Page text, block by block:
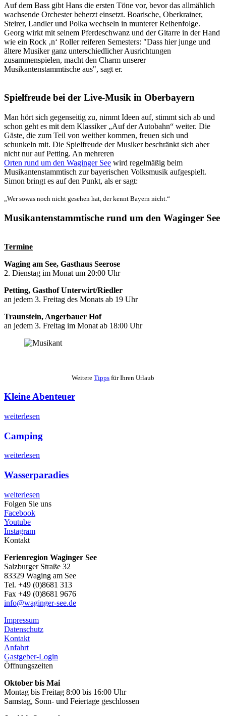
Auf dem Bass gibt Hans die ersten Töne vor, bevor das allmählich
wachsende Orchester beherzt einsetzt. Boarische, Oberkrainer,
Steirer, Landler und Polka wechseln in munterer Reihenfolge.
Georg wirkt mit seinem Pferdeschwanz und der Gitarre in der Hand
wie ein Rock ‚n‘ Roller reiferen Semesters: "Dass hier junge und
ältere Musiker ganz unterschiedlicher Ausrichtungen
zusammenspielen, macht den Charm unserer
Musikantenstammtische aus", sagt er.
Spielfreude bei der Live-Musik in Oberbayern
Man hört sich gegenseitig zu, nimmt Ideen auf, stimmt sich ab und
schon geht es mit dem Klassiker „Auf der Autobahn“ weiter. Die
Gäste, die zum Teil von weither kommen, freuen sich und
schunkeln mit. Die Spielfreude der Musiker beschränkt sich aber
nicht nur auf Petting. An mehreren
Orten rund um den Waginger See wird regelmäßig beim
Musikantenstammtisch zur bayerischen Volksmusik aufgespielt.
Simon bringt es auf den Punkt, als er sagt:
„Wer sowas noch nicht gesehen hat, der kennt Bayern nicht.“
Musikantenstammtische rund um den Waginger See
Termine
Waging am See, Gasthaus Seerose
2. Dienstag im Monat um 20:00 Uhr
Petting, Gasthof Unterwirt/Riedler
an jedem 3. Freitag des Monats ab 19 Uhr
Traunstein, Angerbauer Hof
an jedem 3. Freitag im Monat ab 18:00 Uhr
Weitere Tipps für Ihren Urlaub
Kleine Abenteuer
weiterlesen
Camping
weiterlesen
Wasserparadies
weiterlesen
Folgen Sie uns
Facebook
Youtube
Instagram
Kontakt
Ferienregion Waginger See
Salzburger Straße 32
83329 Waging am See
Tel. +49 (0)8681 313
Fax +49 (0)8681 9676
info@waginger-see.de
Impressum
Datenschutz
Kontakt
Anfahrt
Gastgeber-Login
Öffnungszeiten
Oktober bis Mai
Montag bis Freitag 8:00 bis 16:00 Uhr
Samstag, Sonn- und Feiertage geschlossen